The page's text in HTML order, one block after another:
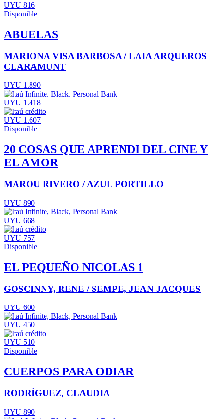
UYU 816
Disponible
ABUELAS
MARIONA VISA BARBOSA / LAIA ARQUEROS
CLARAMUNT
UYU 1.890
UYU 1.418
UYU 1.607
Disponible
20 COSAS QUE APRENDI DEL CINE Y
EL AMOR
MAROU RIVERO / AZUL PORTILLO
UYU 890
UYU 668
UYU 757
Disponible
EL PEQUEÑO NICOLAS 1
GOSCINNY, RENE / SEMPE, JEAN-JACQUES
UYU 600
UYU 450
UYU 510
Disponible
CUERPOS PARA ODIAR
RODRÍGUEZ, CLAUDIA
UYU 890